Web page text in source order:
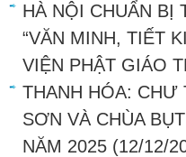
HÀ NỘI CHUẨN BỊ
“VĂN MINH, TIẾT
VIỆN PHẬT GIÁO
THANH HÓA: CHƯ
SƠN VÀ CHÙA
NĂM 2025 (12/12/